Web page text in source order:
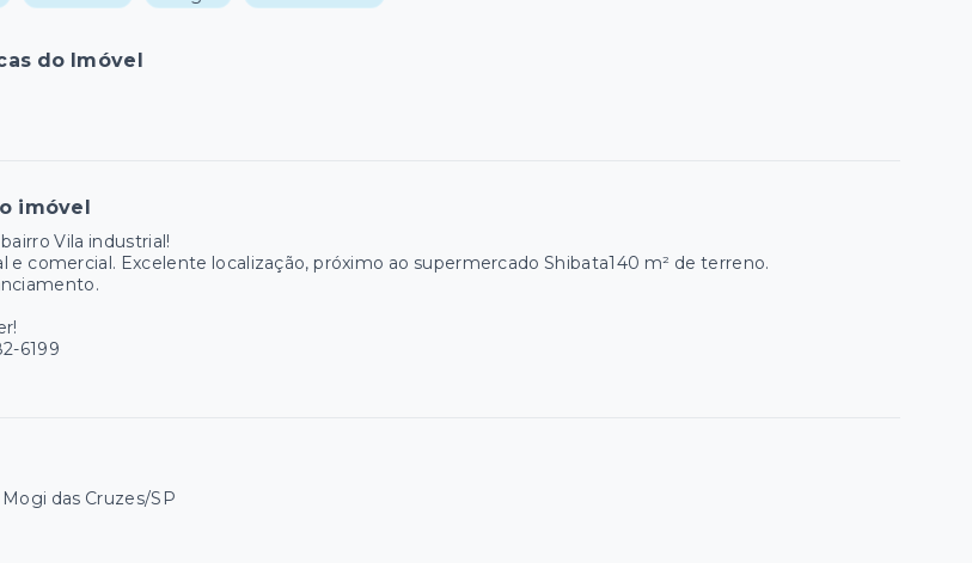
do Imóvel
imóvel
Vila industrial!
e comercial. Excelente localização, próximo ao supermercado Shibata140 m² de terreno.
6199
das Cruzes/SP